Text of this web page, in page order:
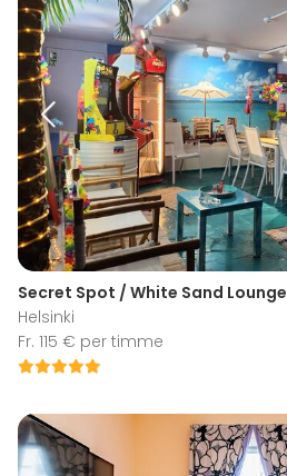
Secret Spot / White Sand Lounge
Helsinki
Fr. 115 € per timme